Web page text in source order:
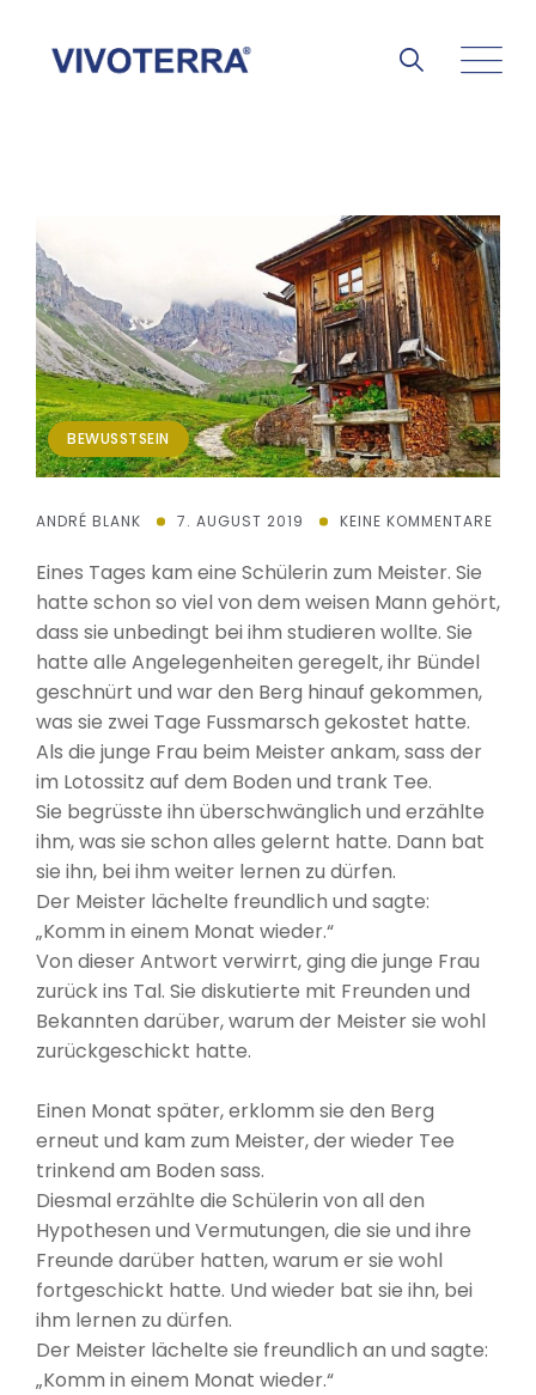
BEWUSSTSEIN
ANDRÉ BLANK 7. AUGUST 2019 KEINE KOMMENTARE
Eines Tages kam eine Schülerin zum Meister. Sie
hatte schon so viel von dem weisen Mann gehört,
dass sie unbedingt bei ihm studieren wollte. Sie
hatte alle Angelegenheiten geregelt, ihr Bündel
geschnürt und war den Berg hinauf gekommen,
was sie zwei Tage Fussmarsch gekostet hatte.
Als die junge Frau beim Meister ankam, sass der
im Lotossitz auf dem Boden und trank Tee.
Sie begrüsste ihn überschwänglich und erzählte
ihm, was sie schon alles gelernt hatte. Dann bat
sie ihn, bei ihm weiter lernen zu dürfen.
Der Meister lächelte freundlich und sagte:
„Komm in einem Monat wieder.“
Von dieser Antwort verwirrt, ging die junge Frau
zurück ins Tal. Sie diskutierte mit Freunden und
Bekannten darüber, warum der Meister sie wohl
zurückgeschickt hatte.
Einen Monat später, erklomm sie den Berg
erneut und kam zum Meister, der wieder Tee
trinkend am Boden sass.
Diesmal erzählte die Schülerin von all den
Hypothesen und Vermutungen, die sie und ihre
Freunde darüber hatten, warum er sie wohl
fortgeschickt hatte. Und wieder bat sie ihn, bei
ihm lernen zu dürfen.
Der Meister lächelte sie freundlich an und sagte:
„Komm in einem Monat wieder.“